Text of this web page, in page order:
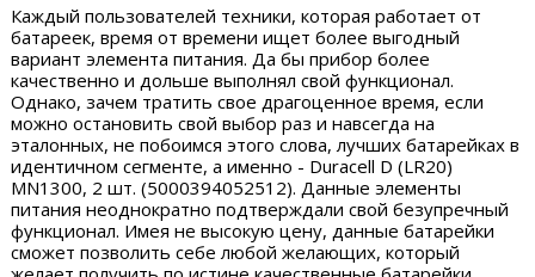
Каждый пользователей техники, которая работает от
батареек, время от времени ищет более выгодный
вариант элемента питания. Да бы прибор более
качественно и дольше выполнял свой функционал.
Однако, зачем тратить свое драгоценное время, если
можно остановить свой выбор раз и навсегда на
эталонных, не побоимся этого слова, лучших батарейках в
идентичном сегменте, а именно - Duracell D (LR20)
MN1300, 2 шт. (5000394052512). Данные элементы
питания неоднократно подтверждали свой безупречный
функционал. Имея не высокую цену, данные батарейки
сможет позволить себе любой желающих, который